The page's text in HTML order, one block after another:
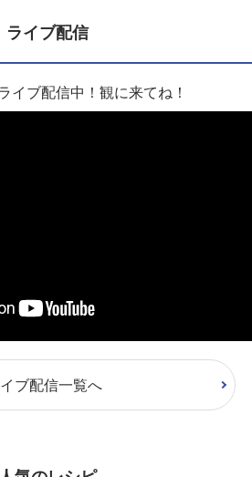
ライブ配信
イブ配信中！観に来てね！
ブ配信一覧へ